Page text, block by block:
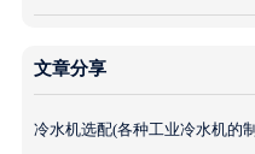
文章分享
冷水机选配(各种工业冷水机的